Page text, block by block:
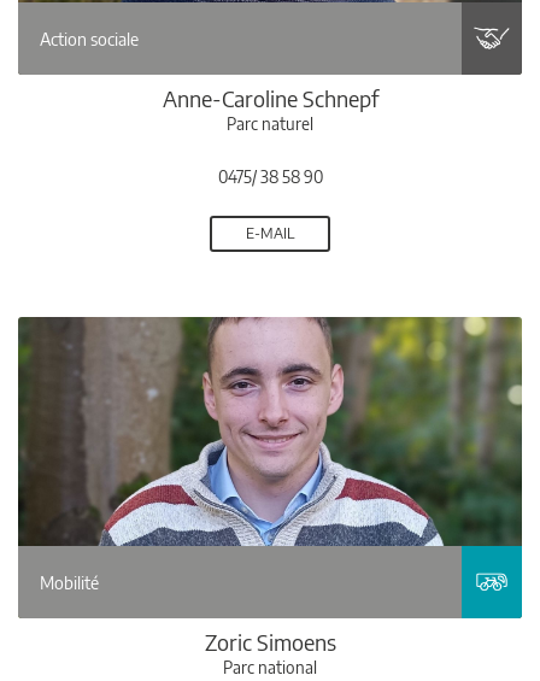
Action sociale
Anne-Caroline Schnepf
Parc naturel
0475/ 38 58 90
E-MAIL
Mobilité
Zoric Simoens
Parc national